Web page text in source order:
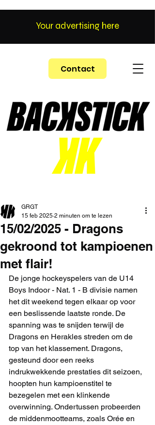
Contact
Your advertising here
15/02/2025 - Dragons
gekroond tot kampioenen
met flair!
GRGT
15 feb 2025 2 minuten om te lezen
De jonge hockeyspelers van de U14
Boys Indoor - Nat. 1 - B divisie namen
het dit weekend tegen elkaar op voor
een beslissende laatste ronde. De
spanning was te snijden terwijl de
Dragons en Herakles streden om de
top van het klassement. Dragons,
gesteund door een reeks
indrukwekkende prestaties dit seizoen,
hoopten hun kampioenstitel te
bezegelen met een klinkende
overwinning. Ondertussen probeerden
de middenmootteams, zoals Orée en